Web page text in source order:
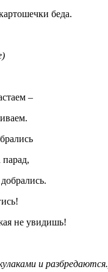
беда.
–
не увидишь!
и разбредаются.